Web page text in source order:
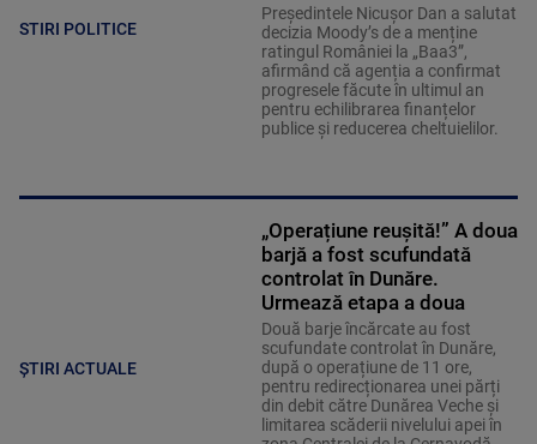
STIRI POLITICE
Președintele Nicușor Dan a salutat
decizia Moody’s de a menține
ratingul României la „Baa3”,
afirmând că agenția a confirmat
progresele făcute în ultimul an
pentru echilibrarea finanțelor
publice și reducerea cheltuielilor.
ȘTIRI ACTUALE
„Operațiune reușită!” A doua
barjă a fost scufundată
controlat în Dunăre.
Urmează etapa a doua
Două barje încărcate au fost
scufundate controlat în Dunăre,
după o operațiune de 11 ore,
pentru redirecționarea unei părți
din debit către Dunărea Veche și
limitarea scăderii nivelului apei în